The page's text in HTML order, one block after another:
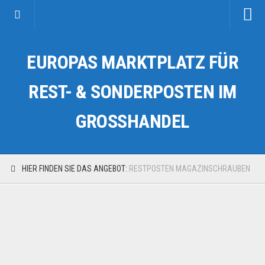
Kategorien
Auto & Motorrad
Fahrzeuge & Transport
EUROPAS MARKTPLATZ FÜR
REST- & SONDERPOSTEN IM
GROSSHANDEL
HIER FINDEN SIE DAS ANGEBOT: RESTPOSTEN MAGAZINSCHRAUBEN